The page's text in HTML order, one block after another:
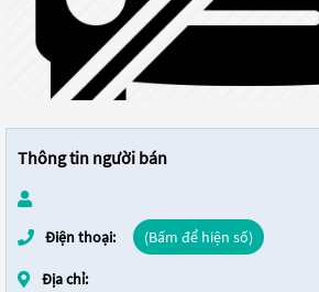
Thông tin người bán
Điện thoại: (Bấm để hiện số)
Địa chỉ: